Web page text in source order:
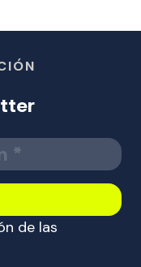
de las